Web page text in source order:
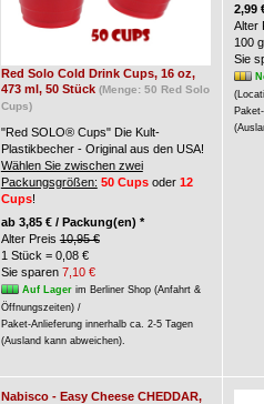
Red Solo Cold Drink Cups, 16 oz,
473 ml, 50 Stück (Menge: 50 Red Solo
Cups)
"Red SOLO® Cups" Die Kult-
Plastikbecher - Original aus den USA!
Wählen Sie zwischen zwei
Packungsgrößen: 50 Cupsoder 12
Cups!
ab 3,85 € / Packung(en) *
Alter Preis 10,95 €
1 Stück = 0,08 €
Sie sparen 7,10 €
Auf Lagerim Berliner Shop (Anfahrt &
Öffnungszeiten) /
Paket-Anlieferung innerhalb ca. 2-5 Tagen
(Ausland kann abweichen).
2,99
Alter
100
Sie
Nabisco - Easy Cheese CHEDDAR,